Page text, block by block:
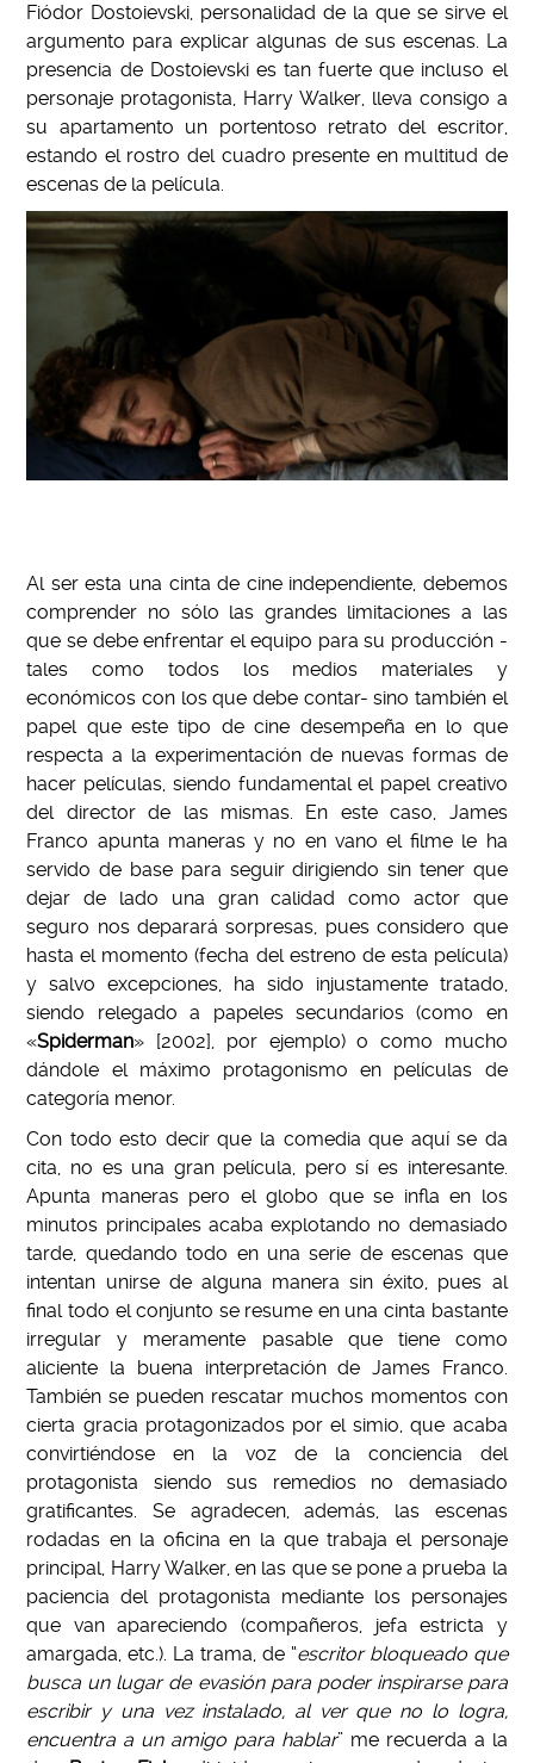
Fiódor Dostoievski, personalidad de la que se sirve el
argumento para explicar algunas de sus escenas. La
presencia de Dostoievski es tan fuerte que incluso el
personaje protagonista, Harry Walker, lleva consigo a
su apartamento un portentoso retrato del escritor,
estando el rostro del cuadro presente en multitud de
escenas de la película.
Al ser esta una cinta de cine independiente, debemos
comprender no sólo las grandes limitaciones a las
que se debe enfrentar el equipo para su producción -
tales como todos los medios materiales y
económicos con los que debe contar- sino también el
papel que este tipo de cine desempeña en lo que
respecta a la experimentación de nuevas formas de
hacer películas, siendo fundamental el papel creativo
del director de las mismas. En este caso, James
Franco apunta maneras y no en vano el filme le ha
servido de base para seguir dirigiendo sin tener que
dejar de lado una gran calidad como actor que
seguro nos deparará sorpresas, pues considero que
hasta el momento (fecha del estreno de esta película)
y salvo excepciones, ha sido injustamente tratado,
siendo relegado a papeles secundarios (como en
«Spiderman» [2002], por ejemplo) o como mucho
dándole el máximo protagonismo en películas de
categoría menor.
Con todo esto decir que la comedia que aquí se da
cita, no es una gran película, pero sí es interesante.
Apunta maneras pero el globo que se infla en los
minutos principales acaba explotando no demasiado
tarde, quedando todo en una serie de escenas que
intentan unirse de alguna manera sin éxito, pues al
final todo el conjunto se resume en una cinta bastante
irregular y meramente pasable que tiene como
aliciente la buena interpretación de James Franco.
También se pueden rescatar muchos momentos con
cierta gracia protagonizados por el simio, que acaba
convirtiéndose en la voz de la conciencia del
protagonista siendo sus remedios no demasiado
gratificantes. Se agradecen, además, las escenas
rodadas en la oficina en la que trabaja el personaje
principal, Harry Walker, en las que se pone a prueba la
paciencia del protagonista mediante los personajes
que van apareciendo (compañeros, jefa estricta y
amargada, etc.). La trama, de “escritor bloqueado que
busca un lugar de evasión para poder inspirarse para
escribir y una vez instalado, al ver que no lo logra,
encuentra a un amigo para hablar” me recuerda a la